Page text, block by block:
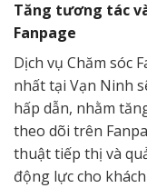
Tăng tương tác
Fanpage
Dịch vụ Chăm sóc
nhất tại Vạn Ninh
hấp dẫn, nhằm
theo dõi trên
thuật tiếp thị và
động lực cho